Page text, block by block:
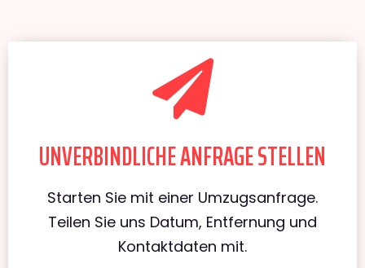
UNVERBINDLICHE ANFRAGE STELLEN
Starten Sie mit einer Umzugsanfrage.
Teilen Sie uns Datum, Entfernung und
Kontaktdaten mit.